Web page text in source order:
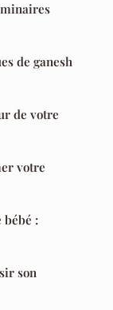
de ganesh
de votre
votre
bébé :
son